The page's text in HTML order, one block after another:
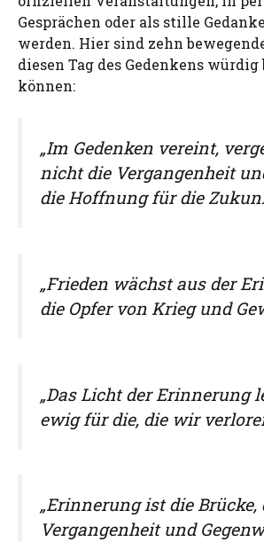
Gesprächen oder als stille
werden. Hier sind zehn
diesen Tag des Gedenkens
können:
„Im Gedenken vereint,
nicht die Vergangenheit
die Hoffnung für die
„Frieden wächst aus der
die Opfer von Krieg und
„Das Licht der Erinnerung
ewig für die, die wir
„Erinnerung ist die Brücke,
Vergangenheit und